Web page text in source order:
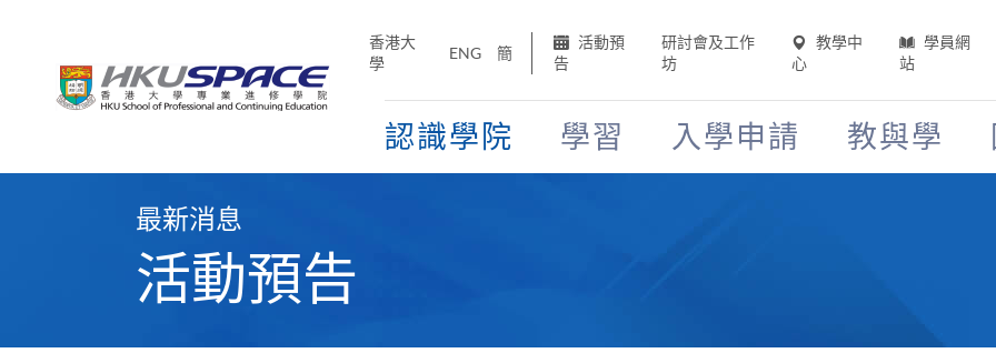
香港大
學
ENG 簡
活動預
告
研討會及工作
坊
教學中
心
學員網
站
認識學院 學習 入學申請 教與學
最新消息
活動預告